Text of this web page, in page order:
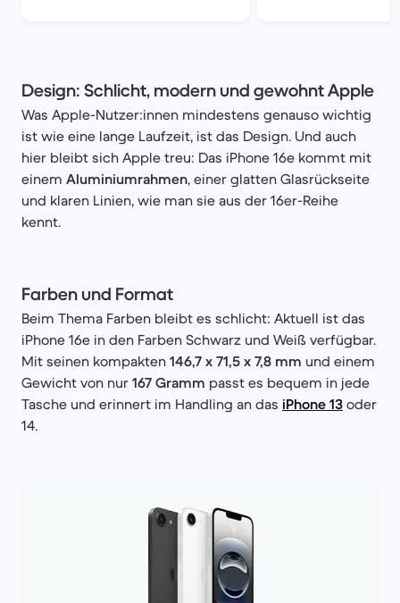
Design: Schlicht, modern und gewohnt Apple
Was Apple-Nutzer:innen mindestens genauso wichtig
ist wie eine lange Laufzeit, ist das Design. Und auch
hier bleibt sich Apple treu: Das iPhone 16e kommt mit
einem Aluminiumrahmen, einer glatten Glasrückseite
und klaren Linien, wie man sie aus der 16er-Reihe
kennt.
Farben und Format
Beim Thema Farben bleibt es schlicht: Aktuell ist das
iPhone 16e in den Farben Schwarz und Weiß verfügbar.
Mit seinen kompakten 146,7 x 71,5 x 7,8 mm und einem
Gewicht von nur 167 Gramm passt es bequem in jede
Tasche und erinnert im Handling an das iPhone 13 oder
14.